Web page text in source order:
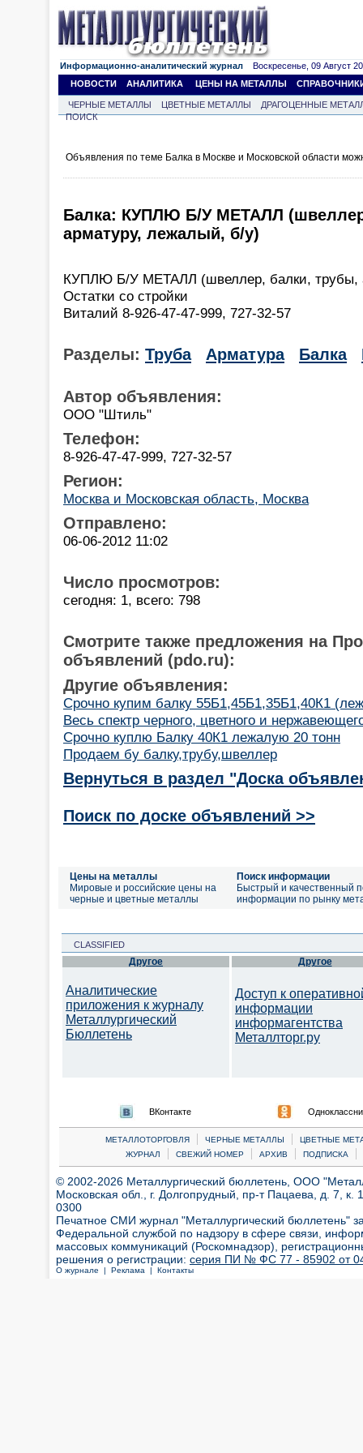
Информационно-аналитический журнал Воскресенье, 09 Август
НОВОСТИ
АНАЛИТИКА ЦЕНЫ НА МЕТАЛЛЫ
ЧЕРНЫЕ МЕТАЛЛЫ ЦВЕТНЫЕ МЕТАЛЛЫ
ДРАГОЦЕННЫЕ
ПОИСК
Объявления по теме Балка в Москве и Московской области
Балка: КУПЛЮ Б/У МЕТАЛЛ
арматуру, лежалый, б/у)
КУПЛЮ Б/У МЕТАЛЛ (швеллер, балки, трубы,
Остатки со стройки
Виталий 8-926-47-47-999, 727-32-57
Разделы: Труба Арматура Балка
Автор объявления:
ООО "Штиль"
Телефон:
8-926-47-47-999, 727-32-57
Регион:
Москва и Московская область, Москва
Отправлено:
06-06-2012 11:02
Число просмотров:
сегодня: 1, всего: 798
Смотрите также предложения на
объявлений (pdo.ru):
Другие объявления:
Срочно купим балку 55Б1,45Б1,35Б1,40К1
Весь спектр черного, цветного и
Срочно куплю Балку 40К1 лежалую 20 тонн
Продаем бу балку,трубу,швеллер
Вернуться в раздел "Доска
Поиск по доске объявлений >>
Цены на металлы
Мировые и российские цены на
черные и цветные металлы
Поиск информации
Быстрый и качественный
информации по рынку
CLASSIFIED
Другое
Аналитические
приложения к журналу
Металлургический
Бюллетень
Другое
Доступ к
информации
информагентства
Металлторг.ру
ВКонтакте
МЕТАЛЛОТОРГОВЛЯ | ЧЕРНЫЕ МЕТАЛЛЫ |
ЦВЕТНЫЕ
ЖУРНАЛ
| СВЕЖИЙ НОМЕР | АРХИВ | ПОДПИСКА |
© 2002-2026 Металлургический бюллетень, ООО
Московская обл., г. Долгопрудный, пр-т Пацаева, д. 7,
0300
Печатное СМИ журнал "Металлургический бюллетень"
Федеральной службой по надзору в сфере связи,
массовых коммуникаций (Роскомнадзор),
решения о регистрации: серия ПИ № ФС 77 - 85902 от 04
О журнале | Реклама | Контакты